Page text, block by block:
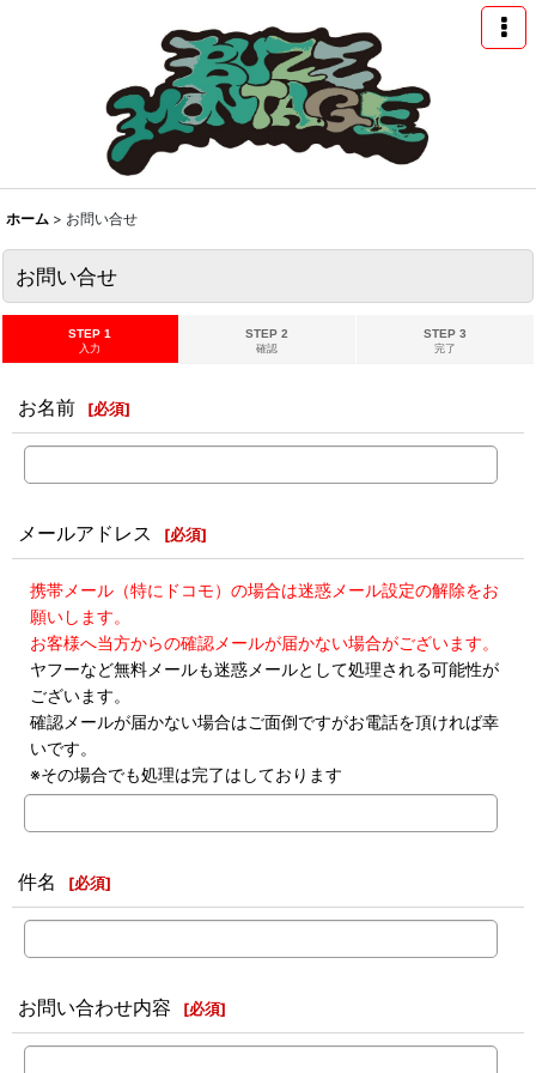
ホーム > お問い合せ
お問い合せ
STEP 1
入力
STEP 2
確認
STEP 3
完了
お名前 [必須]
メールアドレス [必須]
携帯メール（特にドコモ）の場合は迷惑メール設定の解除をお
願いします。
お客様へ当方からの確認メールが届かない場合がございます。
ヤフーなど無料メールも迷惑メールとして処理される可能性が
ございます。
確認メールが届かない場合はご面倒ですがお電話を頂ければ幸
いです。
※その場合でも処理は完了はしております
件名 [必須]
お問い合わせ内容 [必須]